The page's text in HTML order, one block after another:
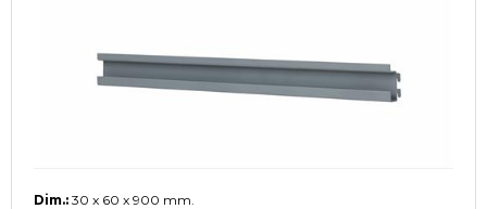
Dim.: 30 x 60 x 900 mm.